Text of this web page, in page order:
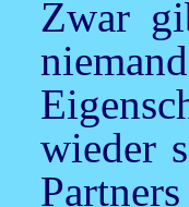
Zwar
wieder